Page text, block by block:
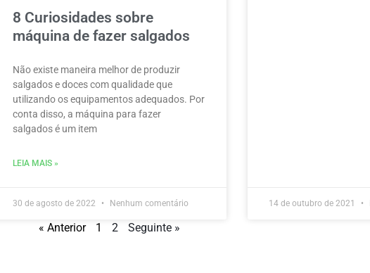
8 Curiosidades sobre
máquina de fazer salgados
Não existe maneira melhor de produzir
salgados e doces com qualidade que
utilizando os equipamentos adequados. Por
conta disso, a máquina para fazer
salgados é um item
LEIA MAIS »
30 de agosto de 2022 Nenhum comentário 14 de outubro de 2021
« Anterior 1 2 Seguinte »